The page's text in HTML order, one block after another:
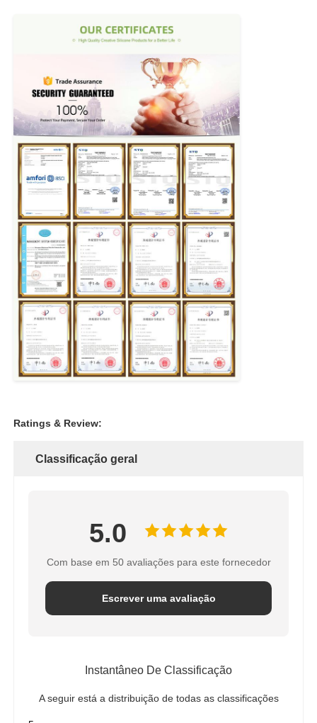
Ratings & Review:
Classificação geral
5.0
Com base em 50 avaliações para este fornecedor
Escrever uma avaliação
Instantâneo De Classificação
A seguir está a distribuição de todas as classificações